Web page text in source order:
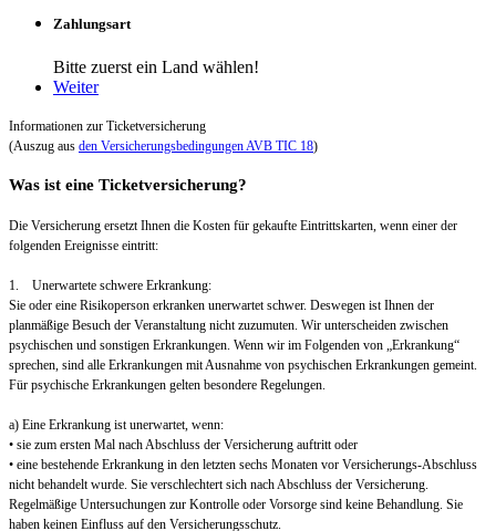
Zahlungsart
Bitte zuerst ein Land wählen!
Weiter
Informationen zur Ticketversicherung
(Auszug aus den Versicherungsbedingungen AVB TIC 18)
Was ist eine Ticketversicherung?
Die Versicherung ersetzt Ihnen die Kosten für gekaufte Eintrittskarten, wenn einer der
folgenden Ereignisse eintritt:
1. Unerwartete schwere Erkrankung:
Sie oder eine Risikoperson erkranken unerwartet schwer. Deswegen ist Ihnen der
planmäßige Besuch der Veranstaltung nicht zuzumuten. Wir unterscheiden zwischen
psychischen und sonstigen Erkrankungen. Wenn wir im Folgenden von „Erkrankung“
sprechen, sind alle Erkrankungen mit Ausnahme von psychischen Erkrankungen gemeint.
Für psychische Erkrankungen gelten besondere Regelungen.
a) Eine Erkrankung ist unerwartet, wenn:
• sie zum ersten Mal nach Abschluss der Versicherung auftritt oder
• eine bestehende Erkrankung in den letzten sechs Monaten vor Versicherungs-Abschluss
nicht behandelt wurde. Sie verschlechtert sich nach Abschluss der Versicherung.
Regelmäßige Untersuchungen zur Kontrolle oder Vorsorge sind keine Behandlung. Sie
haben keinen Einfluss auf den Versicherungsschutz.